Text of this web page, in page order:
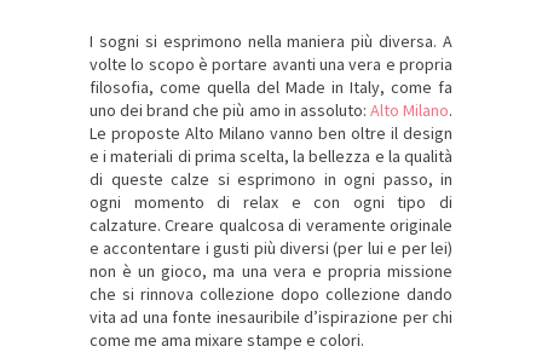
I sogni si esprimono nella maniera più diversa. A
volte lo scopo è portare avanti una vera e propria
filosofia, come quella del Made in Italy, come fa
uno dei brand che più amo in assoluto: Alto Milano.
Le proposte Alto Milano vanno ben oltre il design
e i materiali di prima scelta, la bellezza e la qualità
di queste calze si esprimono in ogni passo, in
ogni momento di relax e con ogni tipo di
calzature. Creare qualcosa di veramente originale
e accontentare i gusti più diversi (per lui e per lei)
non è un gioco, ma una vera e propria missione
che si rinnova collezione dopo collezione dando
vita ad una fonte inesauribile d’ispirazione per chi
come me ama mixare stampe e colori.